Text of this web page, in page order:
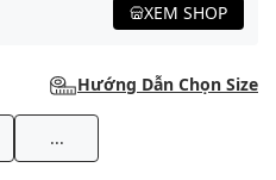
XEM SHOP
Hướng Dẫn Chọn Size
...